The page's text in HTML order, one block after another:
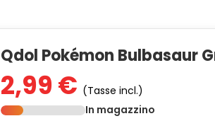
Qdol Pokémon Bulbasaur
2,99 € (Tasse incl.)
In magazzino